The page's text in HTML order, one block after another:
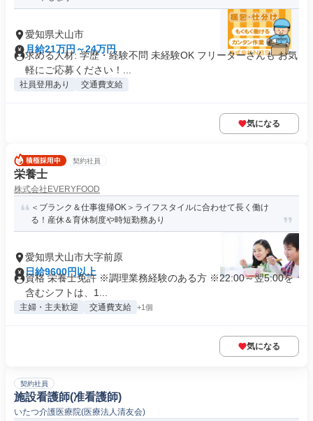
愛知県犬山市
月給21万円～24万円
求める人材: 学歴・経験不問 未経験OK フリーターさんも お気
軽にご応募ください！...
社員登用あり 交通費支給
気になる
契約社員
栄養士
株式会社EVERYFOOD
＜ブランク＆仕事復帰OK＞ライフスタイルに合わせて長く働け
る！産休＆育休制度や時短勤務あり
愛知県犬山市大字前原
日給9600円以上
資格 栄養士免許 ※調理業務経験のある方 ※22:00～翌5:00を
含むシフトは、1...
主婦・主夫歓迎 交通費支給 +1個
気になる
契約社員
施設看護師(准看護師)
いたつ介護医療院(医療法人清友会)